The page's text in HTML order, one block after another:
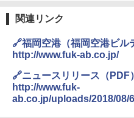
￥6,999
【日本企
関連リンク
🔗福岡空港（福岡空港ビル
http://www.fuk-ab.co.jp/
🔗ニュースリリース（PDF）
http://www.fuk-
ab.co.jp/uploads/2018/08/